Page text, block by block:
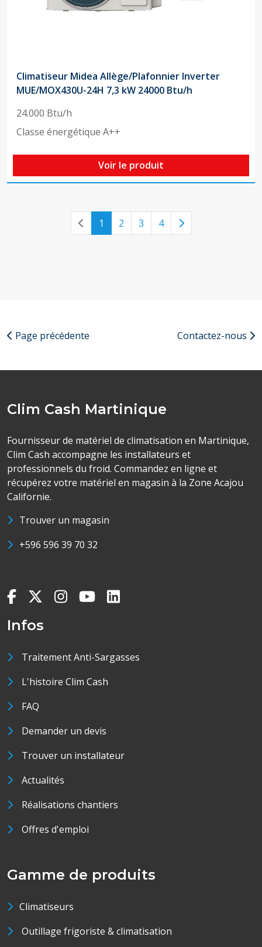
Climatiseur Midea Allège/Plafonnier Inverter
MUE/MOX430U-24H 7,3 kW 24000 Btu/h
24.000 Btu/h
Classe énergétique A++
Voir le produit
Previous page
1 2 3 4 Next page
Page précédente Contactez-nous
Clim Cash Martinique
Fournisseur de matériel de climatisation en Martinique,
Clim Cash accompagne les installateurs et
professionnels du froid. Commandez en ligne et
récupérez votre matériel en magasin à la Zone Acajou
Californie.
Trouver un magasin
+596 596 39 70 32
Infos
Traitement Anti-Sargasses
L'histoire Clim Cash
FAQ
Demander un devis
Trouver un installateur
Actualités
Réalisations chantiers
Offres d'emploi
Gamme de produits
Climatiseurs
Outillage frigoriste & climatisation